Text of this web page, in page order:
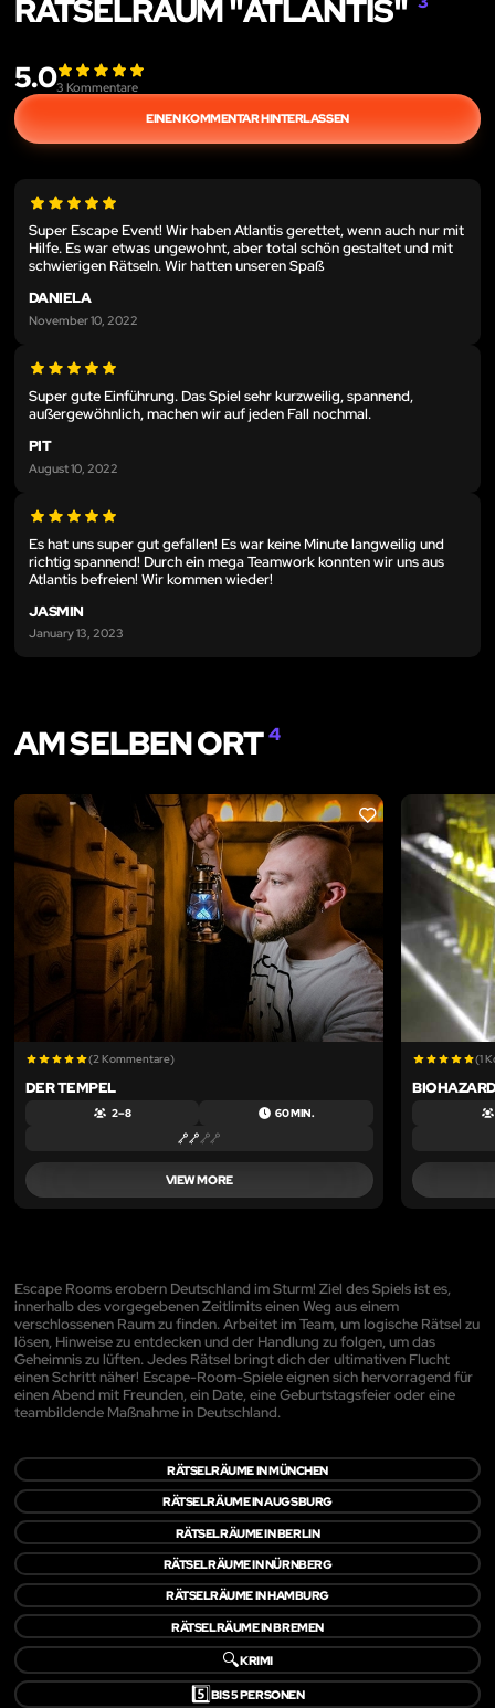
RÄTSELRAUM "ATLANTIS"
5.03 Kommentare
EINEN KOMMENTAR HINTERLASSEN
Super Escape Event! Wir haben Atlantis gerettet, wenn auch nur mit
Hilfe. Es war etwas ungewohnt, aber total schön gestaltet und mit
schwierigen Rätseln. Wir hatten unseren Spaß
DANIELA
November 10, 2022
Super gute Einführung. Das Spiel sehr kurzweilig, spannend,
außergewöhnlich, machen wir auf jeden Fall nochmal.
PIT
August 10, 2022
Es hat uns super gut gefallen! Es war keine Minute langweilig und
richtig spannend! Durch ein mega Teamwork konnten wir uns aus
Atlantis befreien! Wir kommen wieder!
JASMIN
January 13, 2023
AM SELBEN ORT4
LIKE
(2 Kommentare)
DER TEMPEL
2 – 8 60 MIN.
VIEW MORE
(1
Escape Rooms erobern Deutschland im Sturm! Ziel des Spiels ist es,
innerhalb des vorgegebenen Zeitlimits einen Weg aus einem
verschlossenen Raum zu finden. Arbeitet im Team, um logische Rätsel zu
lösen, Hinweise zu entdecken und der Handlung zu folgen, um das
Geheimnis zu lüften. Jedes Rätsel bringt dich der ultimativen Flucht
einen Schritt näher! Escape-Room-Spiele eignen sich hervorragend für
einen Abend mit Freunden, ein Date, eine Geburtstagsfeier oder eine
teambildende Maßnahme in Deutschland.
RÄTSELRÄUME IN MÜNCHEN
RÄTSELRÄUME IN AUGSBURG
RÄTSELRÄUME IN BERLIN
RÄTSELRÄUME IN NÜRNBERG
RÄTSELRÄUME IN HAMBURG
RÄTSELRÄUME IN BREMEN
🔍KRIMI
5️⃣BIS 5 PERSONEN